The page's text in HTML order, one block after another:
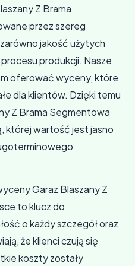
Z Brama
przez szereg
jakość użytych
procesu produkcji. Nasze
oferować wyceny, które
dla klientów. Dzięki temu
Z Brama Segmentowa
której wartość jest jasno
Garaz Blaszany Z
to klucz do
o każdy szczegół oraz
że klienci czują się
koszty zostały